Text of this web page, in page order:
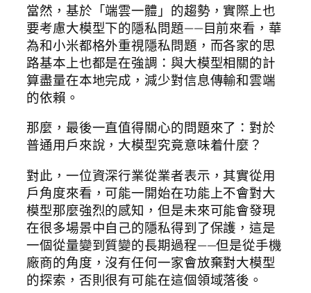
當然，基於「端雲一體」的趨勢，實際上也
要考慮大模型下的隱私問題——目前來看，華
為和小米都格外重視隱私問題，而各家的思
路基本上也都是在強調：與大模型相關的計
算盡量在本地完成，減少對信息傳輸和雲端
的依賴。
那麼，最後一直值得關心的問題來了：對於
普通用戶來說，大模型究竟意味着什麼？
對此，一位資深行業從業者表示，其實從用
戶角度來看，可能一開始在功能上不會對大
模型那麼強烈的感知，但是未來可能會發現
在很多場景中自己的隱私得到了保護，這是
一個從量變到質變的長期過程——但是從手機
廠商的角度，沒有任何一家會放棄對大模型
的探索，否則很有可能在這個領域落後。